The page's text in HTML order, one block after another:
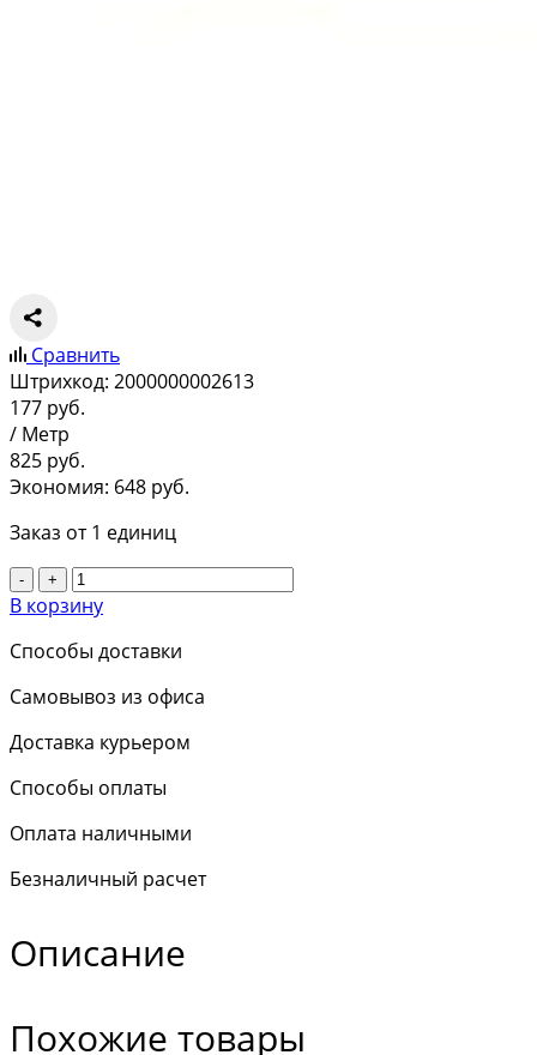
Сравнить
Штрихкод: 2000000002613
177 руб.
/ Метр
825 руб.
Экономия: 648 руб.
Заказ от 1 единиц
- +
В корзину
Способы доставки
Самовывоз из офиса
Доставка курьером
Способы оплаты
Оплата наличными
Безналичный расчет
Описание
Похожие товары